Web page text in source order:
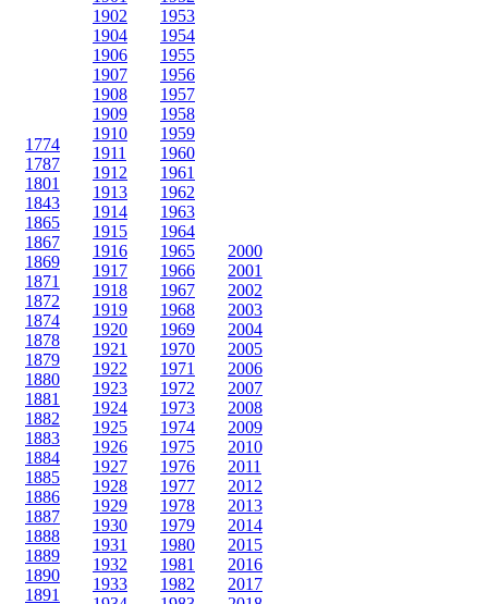
1774
1787
1801
1843
1865
1867
1869
1871
1872
1874
1878
1879
1880
1881
1882
1883
1884
1885
1886
1887
1888
1889
1890
1891
1902
1904
1906
1907
1908
1909
1910
1911
1912
1913
1914
1915
1916
1917
1918
1919
1920
1921
1922
1923
1924
1925
1926
1927
1928
1929
1930
1931
1932
1933
1953
1954
1955
1956
1957
1958
1959
1960
1961
1962
1963
1964
1965
1966
1967
1968
1969
1970
1971
1972
1973
1974
1975
1976
1977
1978
1979
1980
1981
1982
2000
2001
2002
2003
2004
2005
2006
2007
2008
2009
2010
2011
2012
2013
2014
2015
2016
2017